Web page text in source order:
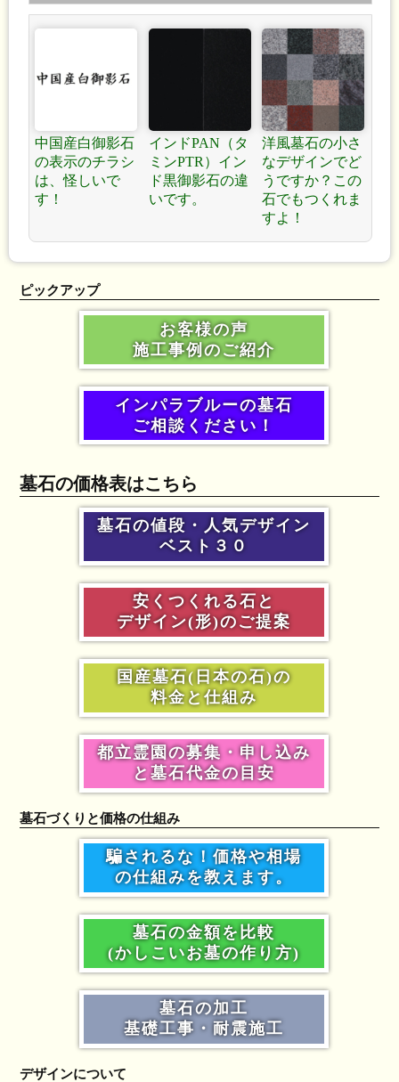
中国産白御影石
の表示のチラシ
は、怪しいで
す！
インドPAN（タ
ミンPTR）イン
ド黒御影石の違
いです。
洋風墓石の小さ
なデザインでど
うですか？この
石でもつくれま
すよ！
ピックアップ
お客様の声
施工事例のご紹介
インパラブルーの墓石
ご相談ください！
墓石の価格表はこちら
墓石の値段・人気デザイン
ベスト３０
安くつくれる石と
デザイン(形)のご提案
国産墓石(日本の石)の
料金と仕組み
都立霊園の募集・申し込み
と墓石代金の目安
墓石づくりと価格の仕組み
騙されるな！価格や相場
の仕組みを教えます。
墓石の金額を比較
(かしこいお墓の作り方)
墓石の加工
基礎工事・耐震施工
デザインについて